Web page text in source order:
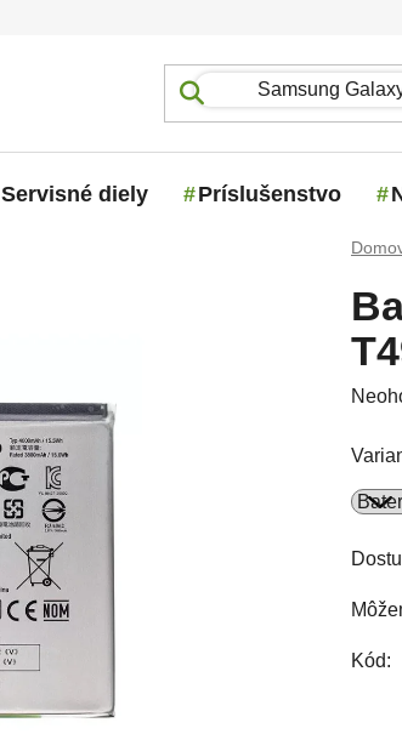
Servisné diely Príslušenstvo
Kód: